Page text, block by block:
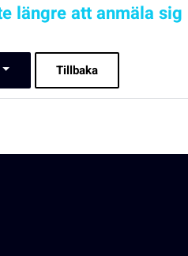
längre att anmäla
Tillbaka